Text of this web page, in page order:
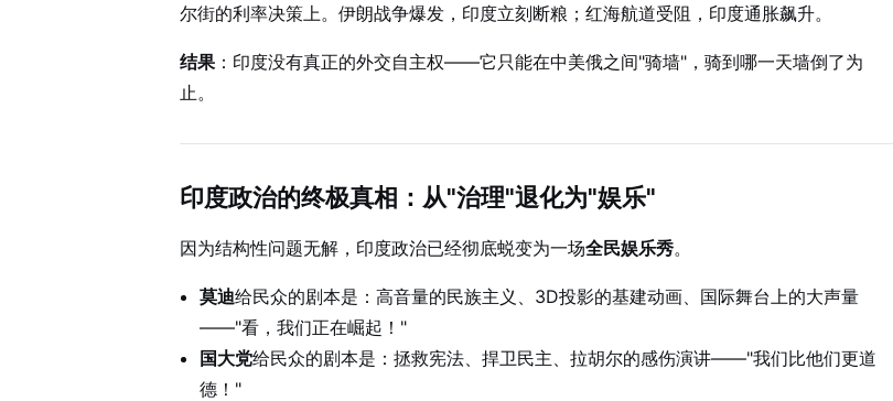
尔街的利率决策上。伊朗战争爆发，印度立刻断粮；红海航道受阻，印度通胀飙升。
结果 ：印度没有真正的外交自主权——它只能在中美俄之间"骑墙"，骑到哪一天墙倒了为
止。
印度政治的终极真相：从"治理"退化为"娱乐"
因为结构性问题无解，印度政治已经彻底蜕变为一场全民娱乐秀。
莫迪给民众的剧本是：高音量的民族主义、3D投影的基建动画、国际舞台上的大声量
——"看，我们正在崛起！"
国大党给民众的剧本是：拯救宪法、捍卫民主、拉胡尔的感伤演讲——"我们比他们更道
德！"